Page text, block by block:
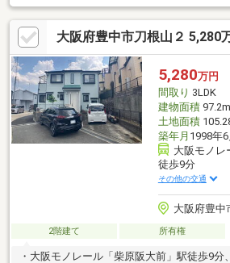
大阪府豊中市刀根山２ 5,280
5,280万円
間取り 3LDK
建物面積97.2m
土地面積
築年月 1998年
大阪モノレ
徒歩9分
その他の交通
大阪府豊中
2階建て 所有権
・大阪モノレール「柴原阪大前」駅徒歩9分